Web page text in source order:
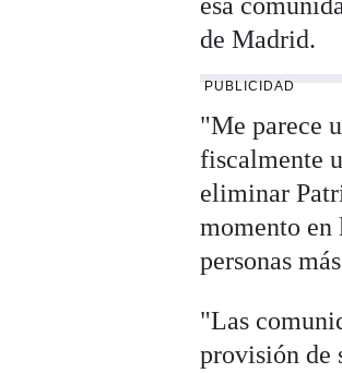
esa
de Madrid.
PUBLICIDAD
"Me parece
fiscalmente
eliminar
momento en
personas
"Las
provisión de